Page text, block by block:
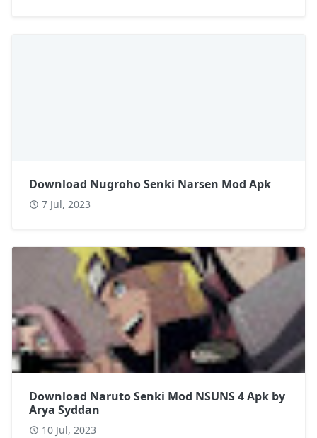
Download Nugroho Senki Narsen Mod Apk
7 Jul, 2023
Download Naruto Senki Mod NSUNS 4 Apk by
Arya Syddan
10 Jul, 2023